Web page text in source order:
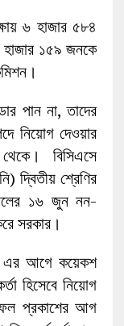
৬ হাজার ৫৮৪
১৫৯ জনকে
পান না, তাদের
নিয়োগ দেওয়ার
বিসিএসে
দ্বিতীয় শ্রেণির
১৬ জুন নন-
সরকার।
এর আগে কয়েকশ
হিসেবে নিয়োগ
প্রকাশের আগ